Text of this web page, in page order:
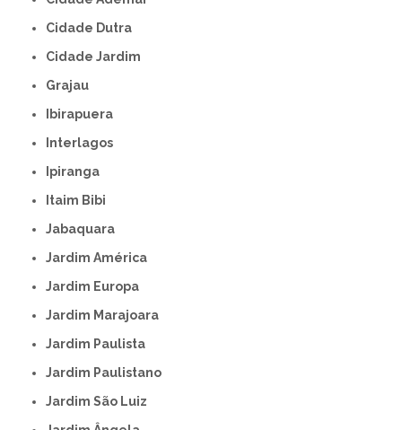
Cidade Dutra
Cidade Jardim
Grajau
Ibirapuera
Interlagos
Ipiranga
Itaim Bibi
Jabaquara
Jardim América
Jardim Europa
Jardim Marajoara
Jardim Paulista
Jardim Paulistano
Jardim São Luiz